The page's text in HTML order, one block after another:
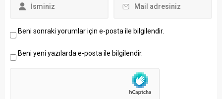
Beni sonraki yorumlar için e-posta ile bilgilendir.
Beni yeni yazılarda e-posta ile bilgilendir.